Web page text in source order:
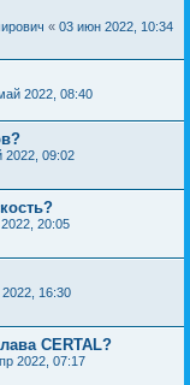
« 03 июн 2022, 10:34
2022, 08:40
2022, 09:02
20:05
2022, 16:30
CERTAL?
2022, 07:17